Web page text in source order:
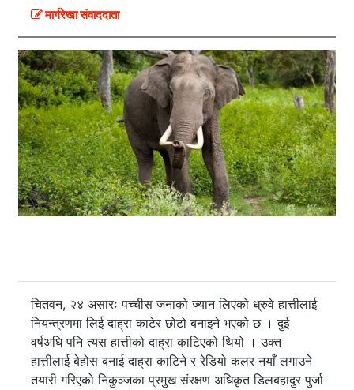
मार्गरेखा संवाददाता
चितवन, २४ असारः पच्चीस जनाको ज्यान लिएको ध्रुवे हात्तीलाई
नियन्त्रणमा लिई दाह्रा काटेर छोटो बनाइने भएको छ । दुई
वर्षअघि पनि त्यस हात्तीको दाह्रा काटिएको थियो । उक्त
हात्तीलाई बेहोस बनाई दाह्रा काटिने र रेडियो कलर नयाँ लगाउने
तयारी गरिएको निकुञ्जका प्रमुख संरक्षण अधिकृत डिलबहादुर पुर्जा